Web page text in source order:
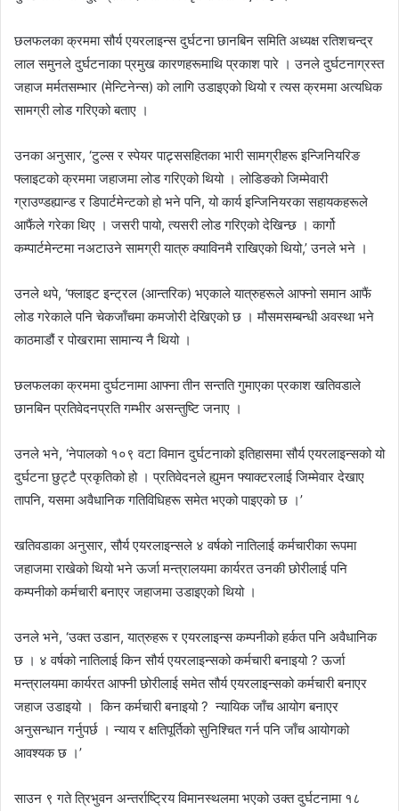
छलफलका क्रममा सौर्य एयरलाइन्स दुर्घटना छानबिन समिति अध्यक्ष रतिशचन्द्र
लाल समुनले दुर्घटनाका प्रमुख कारणहरूमाथि प्रकाश पारे । उनले दुर्घटनाग्रस्त
जहाज मर्मतसम्भार (मेन्टिनेन्स) को लागि उडाइएको थियो र त्यस क्रममा अत्यधिक
सामग्री लोड गरिएको बताए ।
उनका अनुसार, ‘टुल्स र स्पेयर पाट्र्ससहितका भारी सामग्रीहरू इन्जिनियरिङ
फ्लाइटको क्रममा जहाजमा लोड गरिएको थियो । लोडिङको जिम्मेवारी
ग्राउण्डह्यान्ड र डिपार्टमेन्टको हो भने पनि, यो कार्य इन्जिनियरका सहायकहरूले
आफैंले गरेका थिए । जसरी पायो, त्यसरी लोड गरिएको देखिन्छ । कार्गो
कम्पार्टमेन्टमा नअटाउने सामग्री यात्रु क्याविनमै राखिएको थियो,’ उनले भने ।
उनले थपे, ‘फ्लाइट इन्ट्रल (आन्तरिक) भएकाले यात्रुहरूले आफ्नो समान आफैं
लोड गरेकाले पनि चेकजाँचमा कमजोरी देखिएको छ । मौसमसम्बन्धी अवस्था भने
काठमाडौं र पोखरामा सामान्य नै थियो ।
छलफलका क्रममा दुर्घटनामा आफ्ना तीन सन्तति गुमाएका प्रकाश खतिवडाले
छानबिन प्रतिवेदनप्रति गम्भीर असन्तुष्टि जनाए ।
उनले भने, ‘नेपालको १०९ वटा विमान दुर्घटनाको इतिहासमा सौर्य एयरलाइन्सको यो
दुर्घटना छुट्टै प्रकृतिको हो । प्रतिवेदनले ह्युमन फ्याक्टरलाई जिम्मेवार देखाए
तापनि, यसमा अवैधानिक गतिविधिहरू समेत भएको पाइएको छ ।’
खतिवडाका अनुसार, सौर्य एयरलाइन्सले ४ वर्षको नातिलाई कर्मचारीका रूपमा
जहाजमा राखेको थियो भने ऊर्जा मन्त्रालयमा कार्यरत उनकी छोरीलाई पनि
कम्पनीको कर्मचारी बनाएर जहाजमा उडाइएको थियो ।
उनले भने, ‘उक्त उडान, यात्रुहरू र एयरलाइन्स कम्पनीको हर्कत पनि अवैधानिक
छ । ४ वर्षको नातिलाई किन सौर्य एयरलाइन्सको कर्मचारी बनाइयो ? ऊर्जा
मन्त्रालयमा कार्यरत आफ्नी छोरीलाई समेत सौर्य एयरलाइन्सको कर्मचारी बनाएर
जहाज उडाइयो । किन कर्मचारी बनाइयो ? न्यायिक जाँच आयोग बनाएर
अनुसन्धान गर्नुपर्छ । न्याय र क्षतिपूर्तिको सुनिश्चित गर्न पनि जाँच आयोगको
आवश्यक छ ।’
साउन ९ गते त्रिभुवन अन्तर्राष्ट्रिय विमानस्थलमा भएको उक्त दुर्घटनामा १८